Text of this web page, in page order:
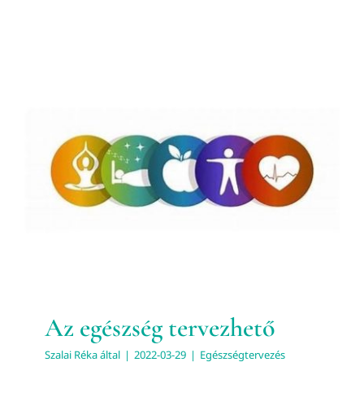
Az egészség tervezhető
Egészségtervezés
Az egészség tervezhető
Szalai Rékaáltal | 2022-03-29 | Egészségtervezés